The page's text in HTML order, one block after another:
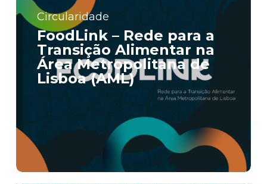
Circularidade
FoodLink – Rede para a
Transição Alimentar na
Área Metropolitana de
Lisboa (AML)